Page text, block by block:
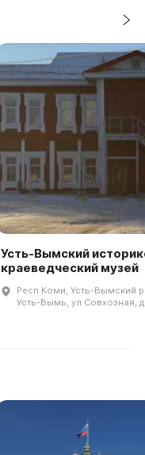
Усть-Вымский
краеведческий музей
Респ Коми, Усть-Вымский
Усть-Вымь, ул Совхозная, д